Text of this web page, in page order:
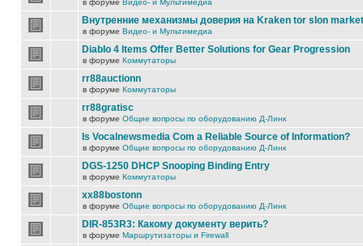
в форуме Видео- и Мультимедиа
Внутренние механизмы доверия на Kraken tor slon market
в форуме Видео- и Мультимедиа
Diablo 4 Items Offer Better Solutions for Gear Progression
в форуме Коммутаторы
rr88auctionn
в форуме Коммутаторы
rr88gratisc
в форуме Общие вопросы по оборудованию Д-Линк
Is Vocalnewsmedia Com a Reliable Source of Information?
в форуме Общие вопросы по оборудованию Д-Линк
DGS-1250 DHCP Snooping Binding Entry
в форуме Коммутаторы
xx88bostonn
в форуме Общие вопросы по оборудованию Д-Линк
DIR-853R3: Какому документу верить?
в форуме Маршрутизаторы и Firewall